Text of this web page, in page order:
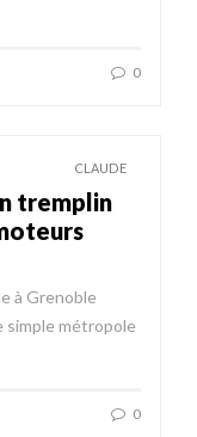
0
CLAUDE
tremplin
à Grenoble
simple métropole
0